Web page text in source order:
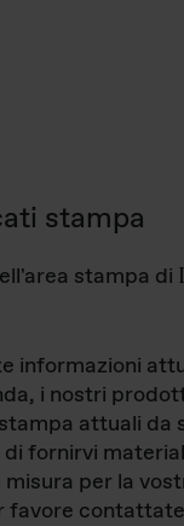
stampa
stampa di
informazioni
i nostri
attuali da
di fornirvi
misura per la
favore